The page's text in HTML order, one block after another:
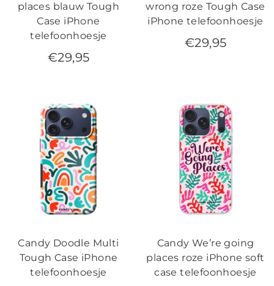
places blauw Tough
Case iPhone
telefoonhoesje
€29,95
wrong roze Tough Case
iPhone telefoonhoesje
€29,95
Candy Doodle Multi
Tough Case iPhone
telefoonhoesje
Candy We’re going
places roze iPhone soft
case telefoonhoesje